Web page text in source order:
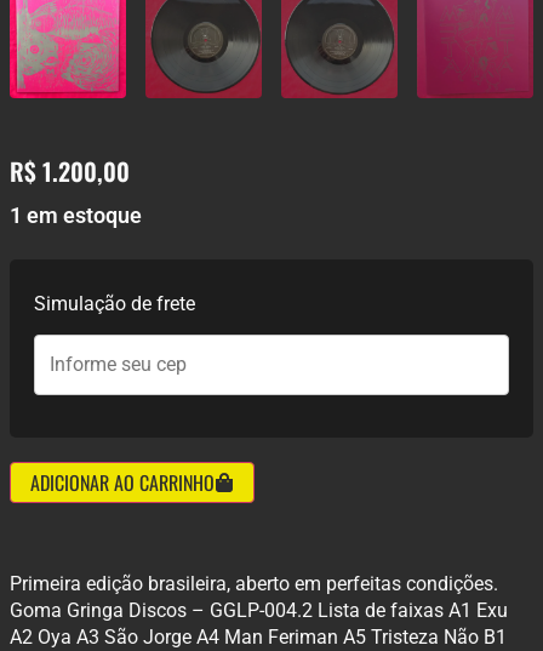
R$1.200,00
1 em estoque
Simulação de frete
ADICIONAR AO CARRINHO
Primeira edição brasileira, aberto em perfeitas condições.
Goma Gringa Discos – GGLP-004.2 Lista de faixas A1 Exu
A2 Oya A3 São Jorge A4 Man Feriman A5 Tristeza Não B1